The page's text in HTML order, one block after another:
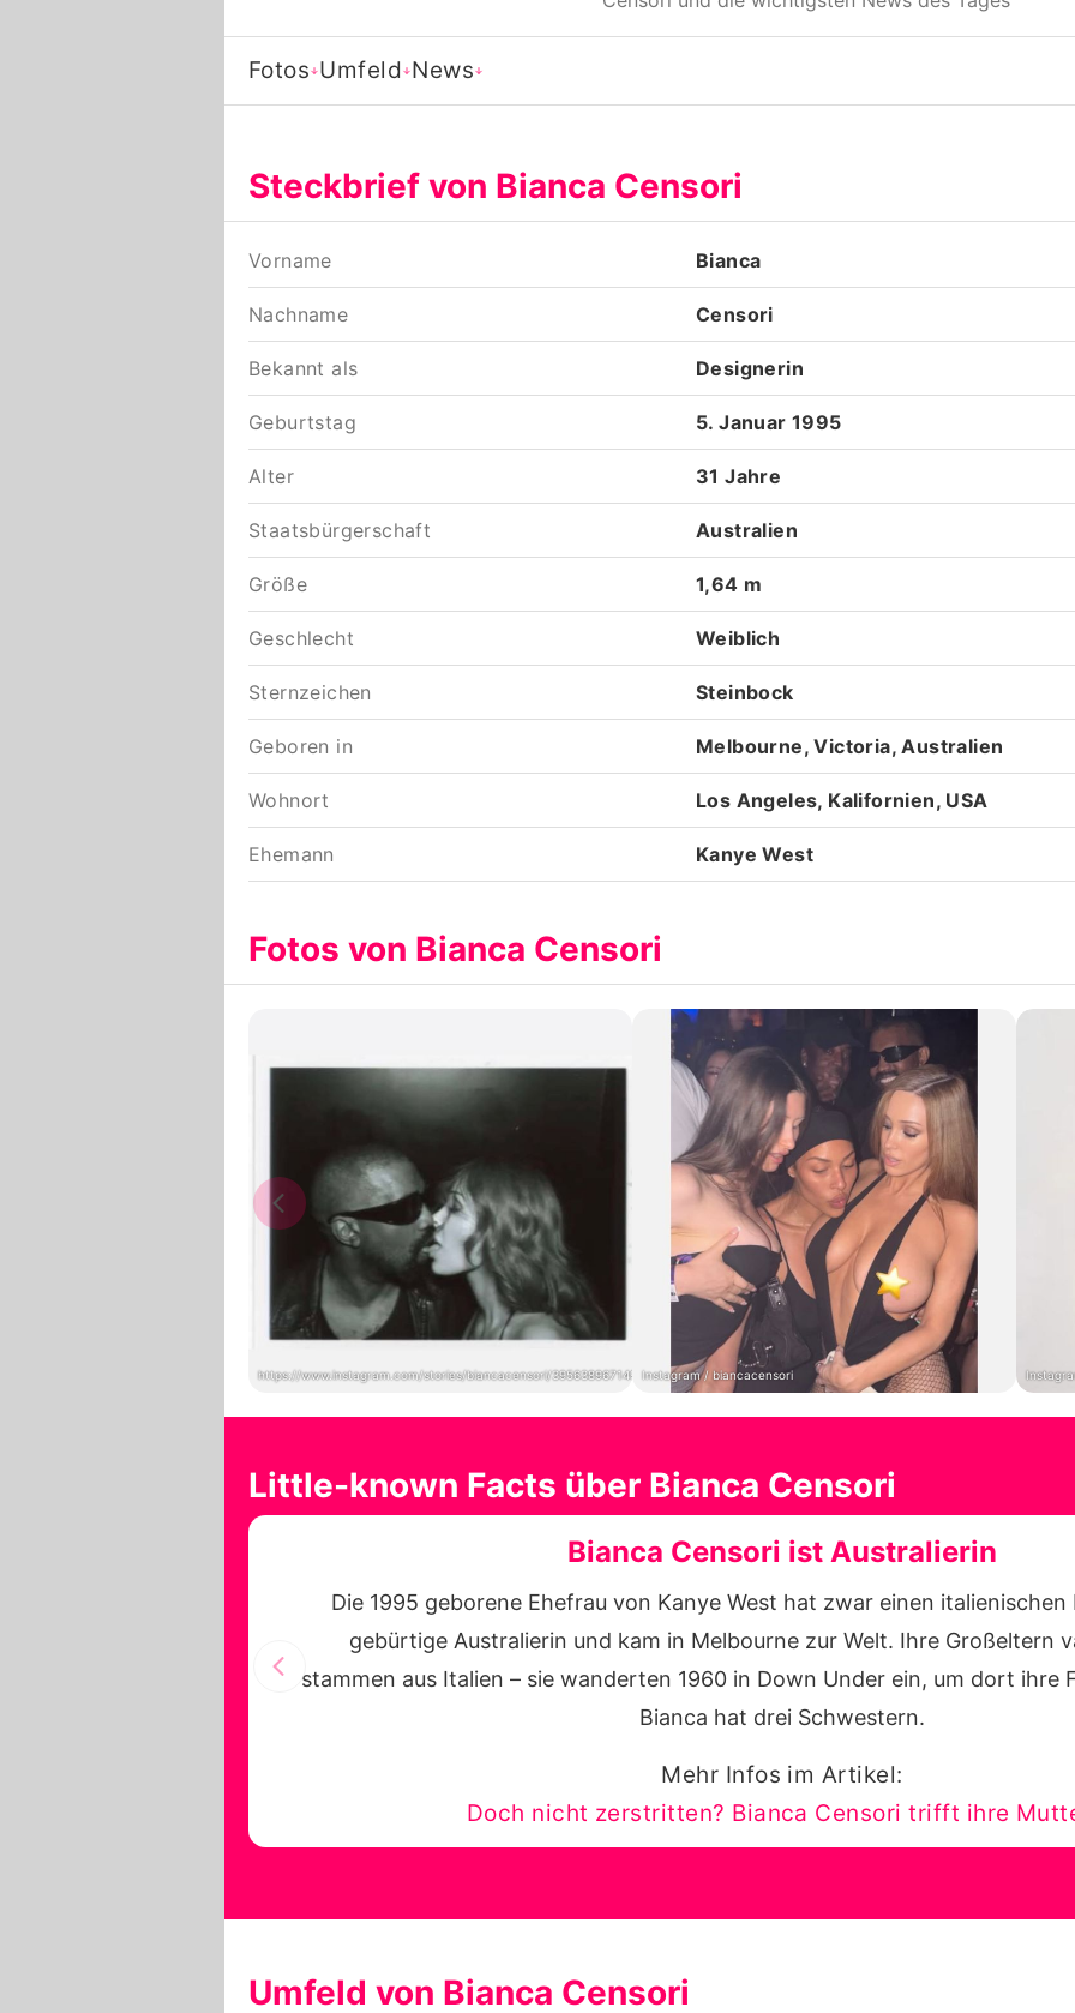
Nutzungsbedingungen
Fotos Umfeld News
Steckbrief von Bianca Censori
Vorname Bianca
Nachname Censori
Bekannt als Designerin
Geburtstag 5. Januar 1995
Alter 31 Jahre
Staatsbürgerschaft Australien
Größe 1,64 m
Geschlecht Weiblich
Sternzeichen Steinbock
Geboren in Melbourne, Victoria, Australien
Wohnort Los Angeles, Kalifornien, USA
Ehemann Kanye West
Fotos von Bianca Censori
https://www.instagram.com/stories/biancacensori/3956389671490206465/Instagram / biancacensori
Little-known Facts über Bianca Censori
Bianca Censori ist Australierin
Die 1995 geborene Ehefrau von Kanye West hat zwar einen
gebürtige Australierin und kam in Melbourne zur Welt. Ihre Großeltern
stammen aus Italien – sie wanderten 1960 in Down Under ein, um dort ihre
Bianca hat drei Schwestern.
Mehr Infos im Artikel:
Doch nicht zerstritten? Bianca Censori trifft ihre
Umfeld von Bianca Censori